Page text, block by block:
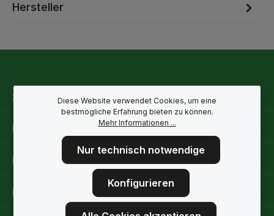
Hersteller
Service-Hotline
Rechtliche Hinweise
Informationen
Folge uns
Diese Website verwendet Cookies, um eine
bestmögliche Erfahrung bieten zu können.
Mehr Informationen ...
Nur technisch notwendige
Konfigurieren